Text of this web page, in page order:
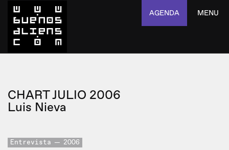
AGENDA MENU
CHART JULIO 2006
Luis Nieva
Entrevista 2006